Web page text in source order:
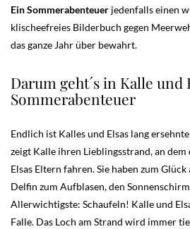
Ein Sommerabenteuer jedenfalls einen
klischeefreies Bilderbuch gegen
das ganze Jahr über bewahrt.
Darum geht´s in Kalle und
Sommerabenteuer
Endlich ist Kalles und Elsas lang
zeigt Kalle ihren Lieblingsstrand, an
Elsas Eltern fahren. Sie haben zum
Delfin zum Aufblasen, den
Allerwichtigste: Schaufeln! Kalle und
Falle. Das Loch am Strand wird immer